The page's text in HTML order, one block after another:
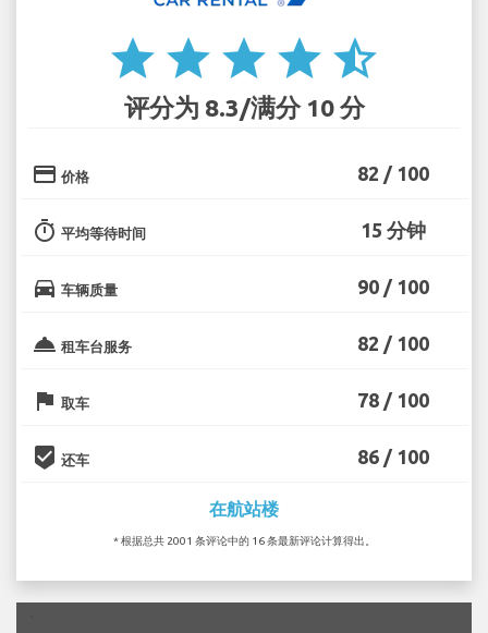
star star star star star_half
评分为 8.3/满分 10 分
credit_card 价格 82 / 100
timer 平均等待时间 15 分钟
directions_car 车辆质量 90 / 100
room_service 租车台服务 82 / 100
flag 取车 78 / 100
beenhere 还车 86 / 100
在航站楼
* 根据总共 2001 条评论中的 16 条最新评论计算得出。